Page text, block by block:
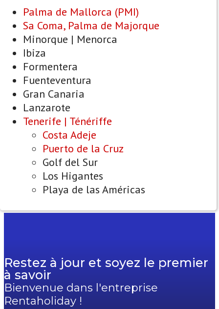
Palma de Mallorca (PMI)
Sa Coma, Palma de Majorque
Minorque | Menorca
Ibiza
Formentera
Fuenteventura
Gran Canaria
Lanzarote
Tenerife | Ténériffe
Costa Adeje
Puerto de la Cruz
Golf del Sur
Los Higantes
Playa de las Américas
Restez à jour et soyez le premier
à savoir
Bienvenue dans l'entreprise
Rentaholiday !